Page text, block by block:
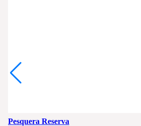
Pesquera Reserva